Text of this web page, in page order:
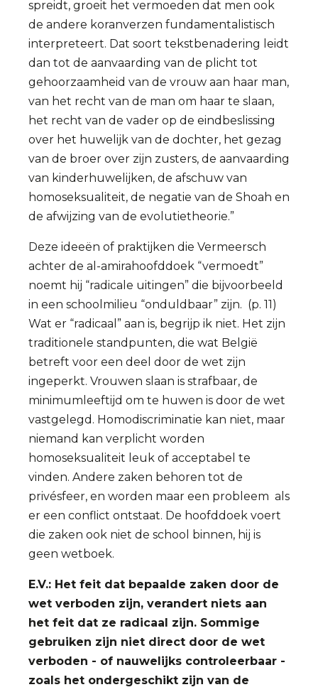
spreidt, groeit het vermoeden dat men ook
de andere koranverzen fundamentalistisch
interpreteert. Dat soort tekstbenadering leidt
dan tot de aanvaarding van de plicht tot
gehoorzaamheid van de vrouw aan haar man,
van het recht van de man om haar te slaan,
het recht van de vader op de eindbeslissing
over het huwelijk van de dochter, het gezag
van de broer over zijn zusters, de aanvaarding
van kinderhuwelijken, de afschuw van
homoseksualiteit, de negatie van de Shoah en
de afwijzing van de evolutietheorie.”
Deze ideeën of praktijken die Vermeersch
achter de al-amirahoofddoek “vermoedt”
noemt hij “radicale uitingen” die bijvoorbeeld
in een schoolmilieu “onduldbaar” zijn. (p. 11)
Wat er “radicaal” aan is, begrijp ik niet. Het zijn
traditionele standpunten, die wat België
betreft voor een deel door de wet zijn
ingeperkt. Vrouwen slaan is strafbaar, de
minimumleeftijd om te huwen is door de wet
vastgelegd. Homodiscriminatie kan niet, maar
niemand kan verplicht worden
homoseksualiteit leuk of acceptabel te
vinden. Andere zaken behoren tot de
privésfeer, en worden maar een probleem als
er een conflict ontstaat. De hoofddoek voert
die zaken ook niet de school binnen, hij is
geen wetboek.
E.V.: Het feit dat bepaalde zaken door de
wet verboden zijn, verandert niets aan
het feit dat ze radicaal zijn. Sommige
gebruiken zijn niet direct door de wet
verboden - of nauwelijks controleerbaar -
zoals het ondergeschikt zijn van de